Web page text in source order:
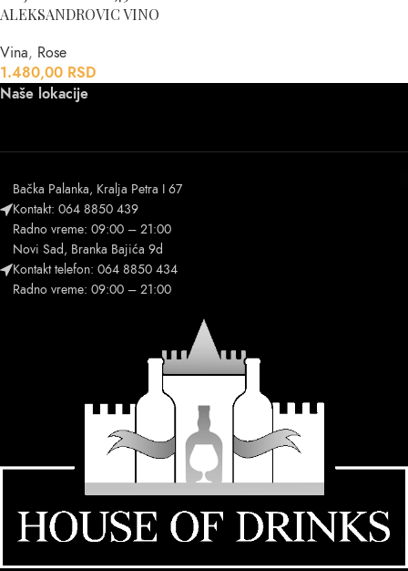
ALEKSANDROVIC VINO
Vina, Rose
1.480,00 RSD
Naše lokacije
Bačka Palanka, Kralja Petra I 67
Kontakt: 064 8850 439
Radno vreme: 09:00 – 21:00
Novi Sad, Branka Bajića 9d
Kontakt telefon: 064 8850 434
Radno vreme: 09:00 – 21:00